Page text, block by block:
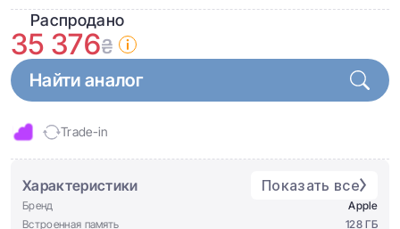
Распродано
35 376₴
Найти аналог
Trade-in
Характеристики Показать все
Бренд
Apple
Встроенная память
128 ГБ